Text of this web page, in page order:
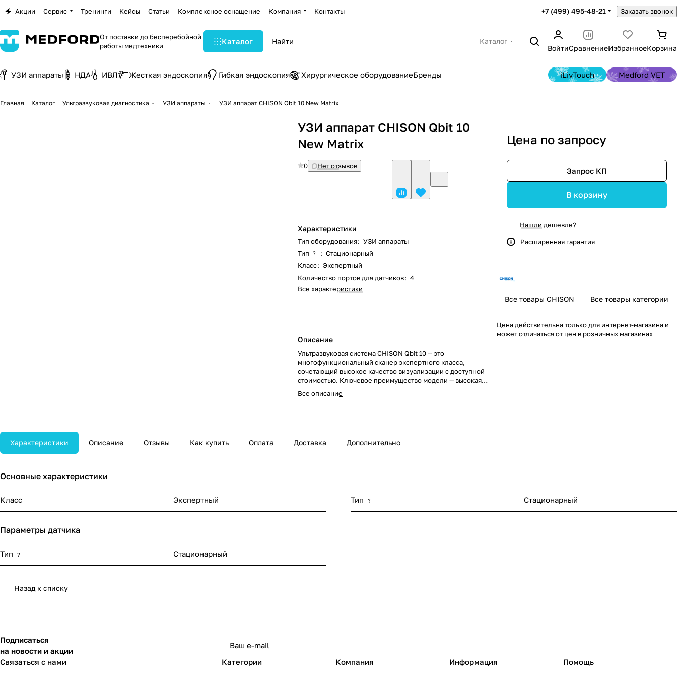
Акции Сервис Тренинги Кейсы Статьи Комплексное оснащение Компания Контакты +7 (499) 495-48-21 Заказать звонок
От поставки до бесперебойной
работы медтехники
Каталог
Каталог
ВойтиСравнениеИзбранноеКорзина
УЗИ аппараты НДА ИВЛ Жесткая эндоскопия Гибкая эндоскопия Хирургическое оборудованиеБренды iLivTouch Medford VET
Главная Каталог Ультразвуковая диагностика УЗИ аппараты УЗИ аппарат CHISON Qbit 10 New Matrix
УЗИ аппарат CHISON Qbit 10
New Matrix
0 Нет отзывов
Характеристики
Тип оборудования: УЗИ аппараты
Тип
? : Стационарный
Класс: Экспертный
Количество портов для датчиков: 4
Все характеристики
Описание
Ультразвуковая система CHISON Qbit 10 — это
многофункциональный сканер экспертного класса,
сочетающий высокое качество визуализации с доступной
стоимостью. Ключевое преимущество модели — высокая
степень автоматизации рабочих процессов, что повышает
производительность и упрощает проведение
Все описание
Цена по запросу
Запрос КП
В корзину
Нашли дешевле?
Расширенная гарантия
Все товары CHISON Все товары категории
Цена действительна только для интернет-магазина и
может отличаться от цен в розничных магазинах
Характеристики Описание Отзывы Как купить Оплата Доставка Дополнительно
Основные характеристики
Класс Экспертный Тип ? Стационарный
Параметры датчика
Тип ? Стационарный
Назад к списку
Подписаться
на новости и акции
Связаться с нами
Категории Компания Информация Помощь